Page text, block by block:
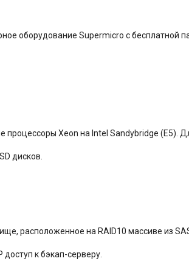
оборудование Supermicro с бесплатной
процессоры Xeon на Intel Sandybridge (E5).
дисков.
расположенное на RAID10 массиве из
к бэкап-серверу.